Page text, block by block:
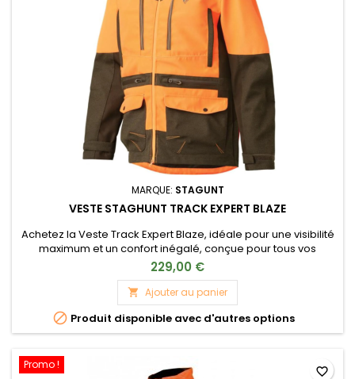
MARQUE: STAGUNT
VESTE STAGHUNT TRACK EXPERT BLAZE
Achetez la Veste Track Expert Blaze, idéale pour une visibilité
maximum et un confort inégalé, conçue pour tous vos
déplacements en extérieur.
229,00 €
 Ajouter au panier
 Produit disponible avec d'autres options
Promo ! favorite_border